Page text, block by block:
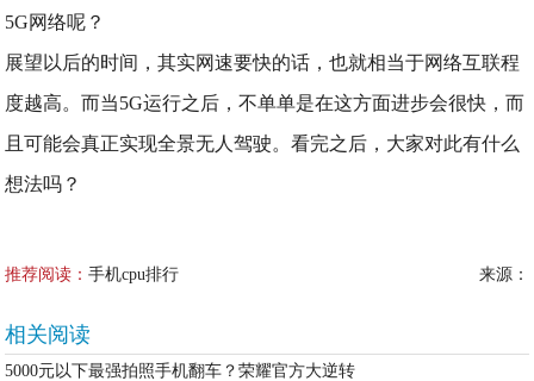
展望以后的时间，其实网速要快的话，也就相当于网络互联程
度越高。而当5G运行之后，不单单是在这方面进步会很快，而
且可能会真正实现全景无人驾驶。看完之后，大家对此有什么
想法吗？
推荐阅读：手机cpu排行 来源：
相关阅读
5000元以下最强拍照手机翻车？荣耀官方大逆转